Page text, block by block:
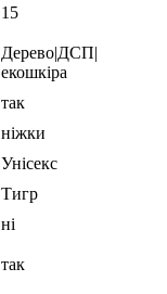
15
Дерево|ДСП|
екошкіра
так
ніжки
Унісекс
Тигр
ні
так